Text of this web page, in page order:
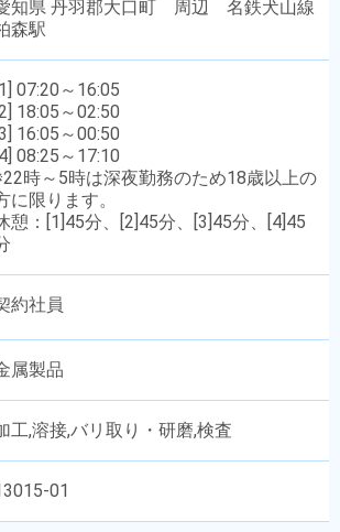
知県 丹羽郡大口町 周辺 名鉄犬山線
森駅
07:20～16:05
18:05～02:50
16:05～00:50
08:25～17:10
時～5時は深夜勤務のため18歳以上の
に限ります。
憩：[1]45分、[2]45分、[3]45分、[4]45
約社員
属製品
工,溶接,バリ取り・研磨,検査
01